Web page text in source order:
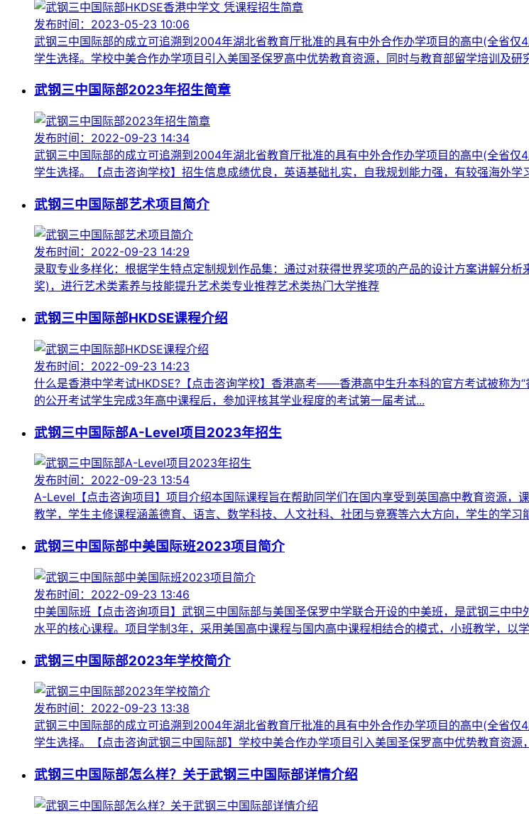
发布时间：2023-05-23 10:06
武钢三中国际部的成立可追溯到2004年湖北省教育厅批准的具有中外合作办学项目的高中(全省
学生选择。学校中美合作办学项目引入美国圣保罗高中优势教育资源，同时与教育部留学培训及研
武钢三中国际部2023年招生简章
发布时间：2022-09-23 14:34
武钢三中国际部的成立可追溯到2004年湖北省教育厅批准的具有中外合作办学项目的高中(全省
学生选择。【点击咨询学校】招生信息成绩优良，英语基础扎实，自我规划能力强，有较强海外学
武钢三中国际部艺术项目简介
发布时间：2022-09-23 14:29
录取专业多样化：根据学生特点定制规划作品集：通过对获得世界奖项的产品的设计方案讲解分
奖)，进行艺术类素养与技能提升艺术类专业推荐艺术类热门大学推荐
武钢三中国际部HKDSE课程介绍
发布时间：2022-09-23 14:23
什么是香港中学考试HKDSE?【点击咨询学校】香港高考——香港高中生升本科的官方考试被称为
的公开考试学生完成3年高中课程后，参加评核其学业程度的考试第一届考试...
武钢三中国际部A-Level项目2023年招生
发布时间：2022-09-23 13:54
A-Level【点击咨询项目】项目介绍本国际课程旨在帮助同学们在国内享受到英国高中教育资源
教学，学生主修课程涵盖德育、语言、数学科技、人文社科、社团与竞赛等六大方向，学生的学习
武钢三中国际部中美国际班2023项目简介
发布时间：2022-09-23 13:46
中美国际班【点击咨询项目】武钢三中国际部与美国圣保罗中学联合开设的中美班，是武钢三中
水平的核心课程。项目学制3年，采用美国高中课程与国内高中课程相结合的模式，小班教学，以
武钢三中国际部2023年学校简介
发布时间：2022-09-23 13:38
武钢三中国际部的成立可追溯到2004年湖北省教育厅批准的具有中外合作办学项目的高中(全省
学生选择。【点击咨询武钢三中国际部】学校中美合作办学项目引入美国圣保罗高中优势教育资源
武钢三中国际部怎么样？关于武钢三中国际部详情介绍